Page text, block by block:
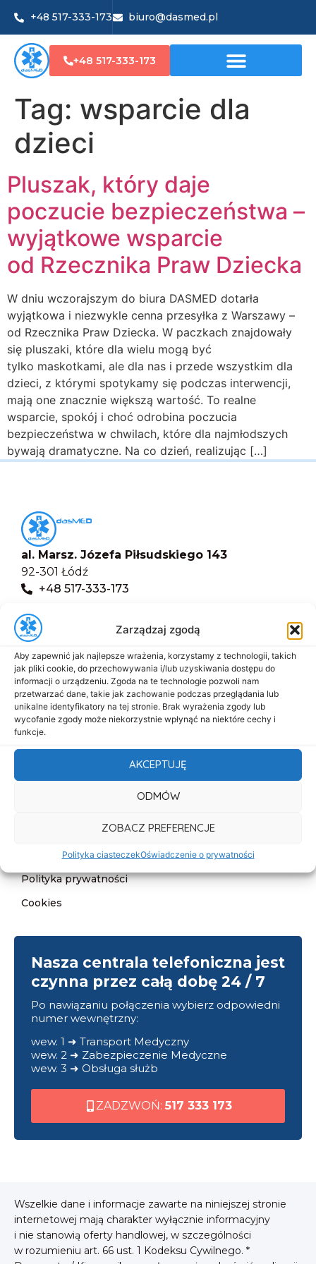
Zarządzaj zgodą
Aby zapewnić jak najlepsze wrażenia, korzystamy z technologii, takich
jak pliki cookie, do przechowywania i/lub uzyskiwania dostępu do
informacji o urządzeniu. Zgoda na te technologie pozwoli nam
przetwarzać dane, takie jak zachowanie podczas przeglądania lub
unikalne identyfikatory na tej stronie. Brak wyrażenia zgody lub
wycofanie zgody może niekorzystnie wpłynąć na niektóre cechy i
funkcje.
AKCEPTUJĘ
ODMÓW
ZOBACZ PREFERENCJE
Polityka ciasteczekOświadczenie o prywatności
+48 517-333-173 biuro@dasmed.pl
+48 517-333-173
Tag: wsparcie dla
dzieci
Pluszak, który daje
poczucie bezpieczeństwa –
wyjątkowe wsparcie
od Rzecznika Praw Dziecka
W dniu wczorajszym do biura DASMED dotarła
wyjątkowa i niezwykle cenna przesyłka z Warszawy –
od Rzecznika Praw Dziecka. W paczkach znajdowały
się pluszaki, które dla wielu mogą być
tylko maskotkami, ale dla nas i przede wszystkim dla
dzieci, z którymi spotykamy się podczas interwencji,
mają one znacznie większą wartość. To realne
wsparcie, spokój i choć odrobina poczucia
bezpieczeństwa w chwilach, które dla najmłodszych
bywają dramatyczne. Na co dzień, realizując […]
al. Marsz. Józefa Piłsudskiego 143
92-301 Łódź
+48 517-333-173
Menu
Start
O nas
Oferta
Cennik
Kontakt
Deklaracja dostępności
Klauzula informacyjna
Polityka prywatności
Cookies
Nasza centrala telefoniczna jest
czynna przez całą dobę 24 / 7
Po nawiązaniu połączenia wybierz odpowiedni
numer wewnętrzny:
wew. 1 ➜ Transport Medyczny
wew. 2 ➜ Zabezpieczenie Medyczne
wew. 3 ➜ Obsługa służb
ZADZWOŃ: 517 333 173
Wszelkie dane i informacje zawarte na niniejszej stronie
internetowej mają charakter wyłącznie informacyjny
i nie stanowią oferty handlowej, w szczególności
w rozumieniu art. 66 ust. 1 Kodeksu Cywilnego. *